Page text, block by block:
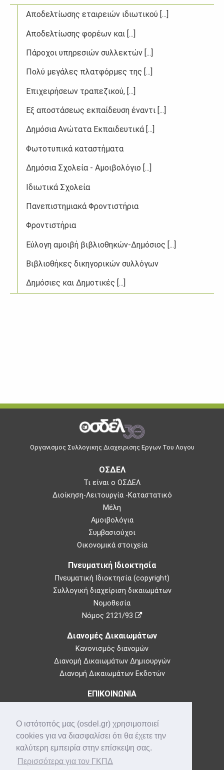
Ο ιστότοπός μας (osdel.gr) χρησιμοποιεί
cookies για να διασφαλίσει ότι θα έχετε την
καλύτερη εμπειρία στην επίσκεψη σας.
Περισσότερα για τον ΓΚΠΔ
Αποδελτίωσης εταιρειών ιδιωτικού [...]
Αποδελτίωσης φορέων και [...]
Πάροχοι υπηρεσιών συλλεκτών [...]
Πολύ μεγάλες πλατφόρμες της [...]
Επιχειρήσεων τραπεζικού, [...]
Εξ αποστάσεως εκπαίδευση έναντι [...]
Δημόσια Ανώτατα Εκπαιδευτικά [...]
Φωτοτυπικά καταστήματα​
Δημόσια Σχολεία - Αμοιβολόγιο [...]
Ιδιωτικά Σχολεία
Πανεπιστημιακά Φροντιστήρια
Φροντιστήρια
Εύλογη αμοιβή βιβλιοθηκών-Δημόσιος [...]
Βιβλιοθήκες δικηγορικών συλλόγων
Δημόσιες και Δημοτικές [...]
Οργανισμος Συλλογικης Διαχειρισης Εργων Του Λογου
ΟΣΔΕΛ
Τι είναι ο ΟΣΔΕΛ
Διοίκηση-Λειτουργία -Καταστατικό
Μέλη
Αμοιβολόγια
Συμβασιούχοι
Οικονομικά στοιχεία
Πνευματική Ιδιοκτησία
Πνευματική Ιδιοκτησία (copyright)
Συλλογική διαχείριση δικαιωμάτων
Νομοθεσία
Νόμος 2121/93
Διανομές Δικαιωμάτων
Κανονισμός διανομών
Διανομή Δικαιωμάτων Δημιουργών
Διανομή Δικαιωμάτων Εκδοτών
ΕΠΙΚΟΙΝΩΝΙΑ
Τηλ: 210-3849100
e-mail:
info@osdel.gr